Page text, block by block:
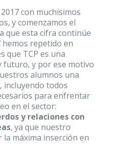
con muchísimos
y comenzamos el
que esta cifra continúe
hemos repetido en
que TCP es una
futuro, y por ese motivo
alumnos una
incluyendo todos
para enfrentar
en el sector:
y relaciones con
, ya que nuestro
máxima inserción en